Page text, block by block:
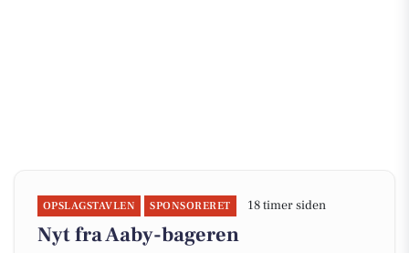
OPSLAGSTAVLEN SPONSORERET 18 timer siden
Nyt fra Aaby-bageren